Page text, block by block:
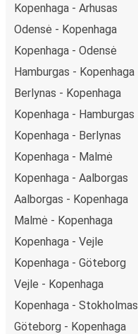
Kopenhaga - Arhusas
Odensė - Kopenhaga
Kopenhaga - Odensė
Hamburgas - Kopenhaga
Berlynas - Kopenhaga
Kopenhaga - Hamburgas
Kopenhaga - Berlynas
Kopenhaga - Malmė
Kopenhaga - Aalborgas
Aalborgas - Kopenhaga
Malmė - Kopenhaga
Kopenhaga - Vejle
Kopenhaga - Göteborg
Vejle - Kopenhaga
Kopenhaga - Stokholmas
Göteborg - Kopenhaga